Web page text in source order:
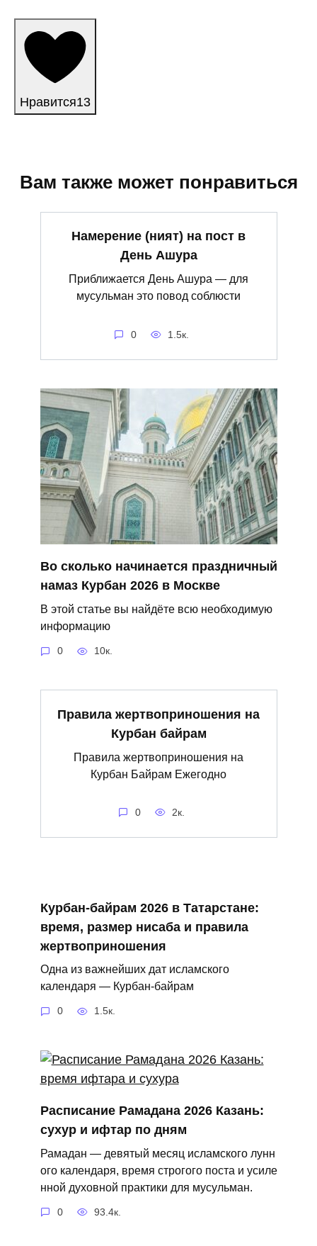
Нравится13
Вам также может понравиться
Намерение (ният) на пост в
День Ашура
Приближается День Ашура — для
мусульман это повод соблюсти
0 1.5к.
Во сколько начинается праздничный
намаз Курбан 2026 в Москве
В этой статье вы найдёте всю необходимую
информацию
0 10к.
Правила жертвоприношения на
Курбан байрам
Правила жертвоприношения на
Курбан Байрам Ежегодно
0 2к.
Курбан‑байрам 2026 в Татарстане:
время, размер нисаба и правила
жертвоприношения
Одна из важнейших дат исламского
календаря — Курбан‑байрам
0 1.5к.
Расписание Рамадана 2026 Казань:
сухур и ифтар по дням
Рамадан — девятый месяц исламского лунн
ого календаря, время строгого поста и усиле
нной духовной практики для мусульман.
0 93.4к.